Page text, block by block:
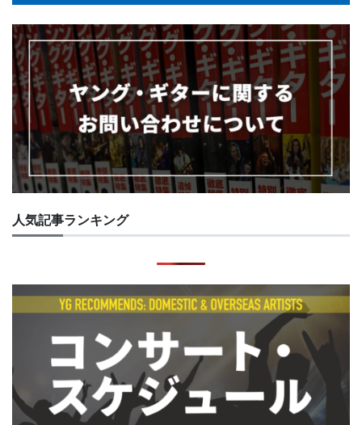
人気記事ランキング